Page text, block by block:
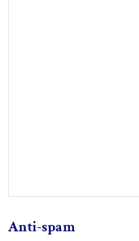
Anti-spam